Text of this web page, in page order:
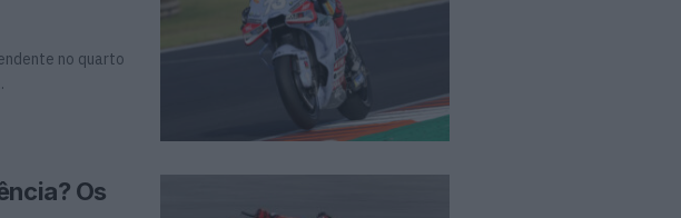
no quarto
Os